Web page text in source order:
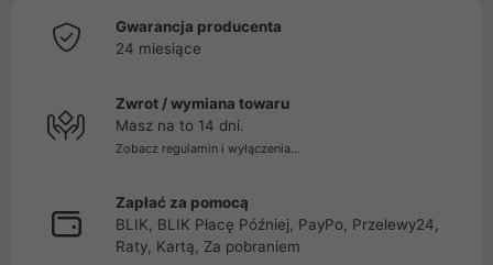
Gwarancja producenta
24 miesiące
Zwrot / wymiana towaru
Masz na to 14 dni.
Zobacz regulamin i wyłączenia...
Zapłać za pomocą
BLIK, BLIK Płacę Później, PayPo, Przelewy24,
Raty, Kartą, Za pobraniem